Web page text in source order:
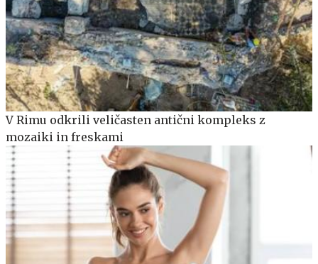
V Rimu odkrili veličasten antični kompleks z
mozaiki in freskami